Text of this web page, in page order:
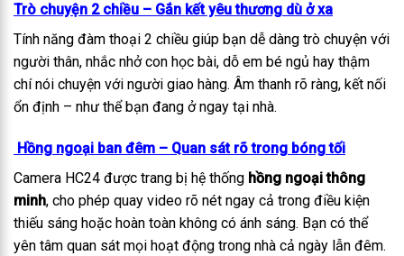
Trò chuyện 2 chiều – Gắn kết yêu thương dù ở xa
Tính năng đàm thoại 2 chiều giúp bạn dễ dàng trò chuyện với
người thân, nhắc nhở con học bài, dỗ em bé ngủ hay thậm
chí nói chuyện với người giao hàng. Âm thanh rõ ràng, kết nối
ổn định – như thể bạn đang ở ngay tại nhà.
Hồng ngoại ban đêm – Quan sát rõ trong bóng tối
Camera HC24 được trang bị hệ thống hồng ngoại thông
minh, cho phép quay video rõ nét ngay cả trong điều kiện
thiếu sáng hoặc hoàn toàn không có ánh sáng. Bạn có thể
yên tâm quan sát mọi hoạt động trong nhà cả ngày lẫn đêm.